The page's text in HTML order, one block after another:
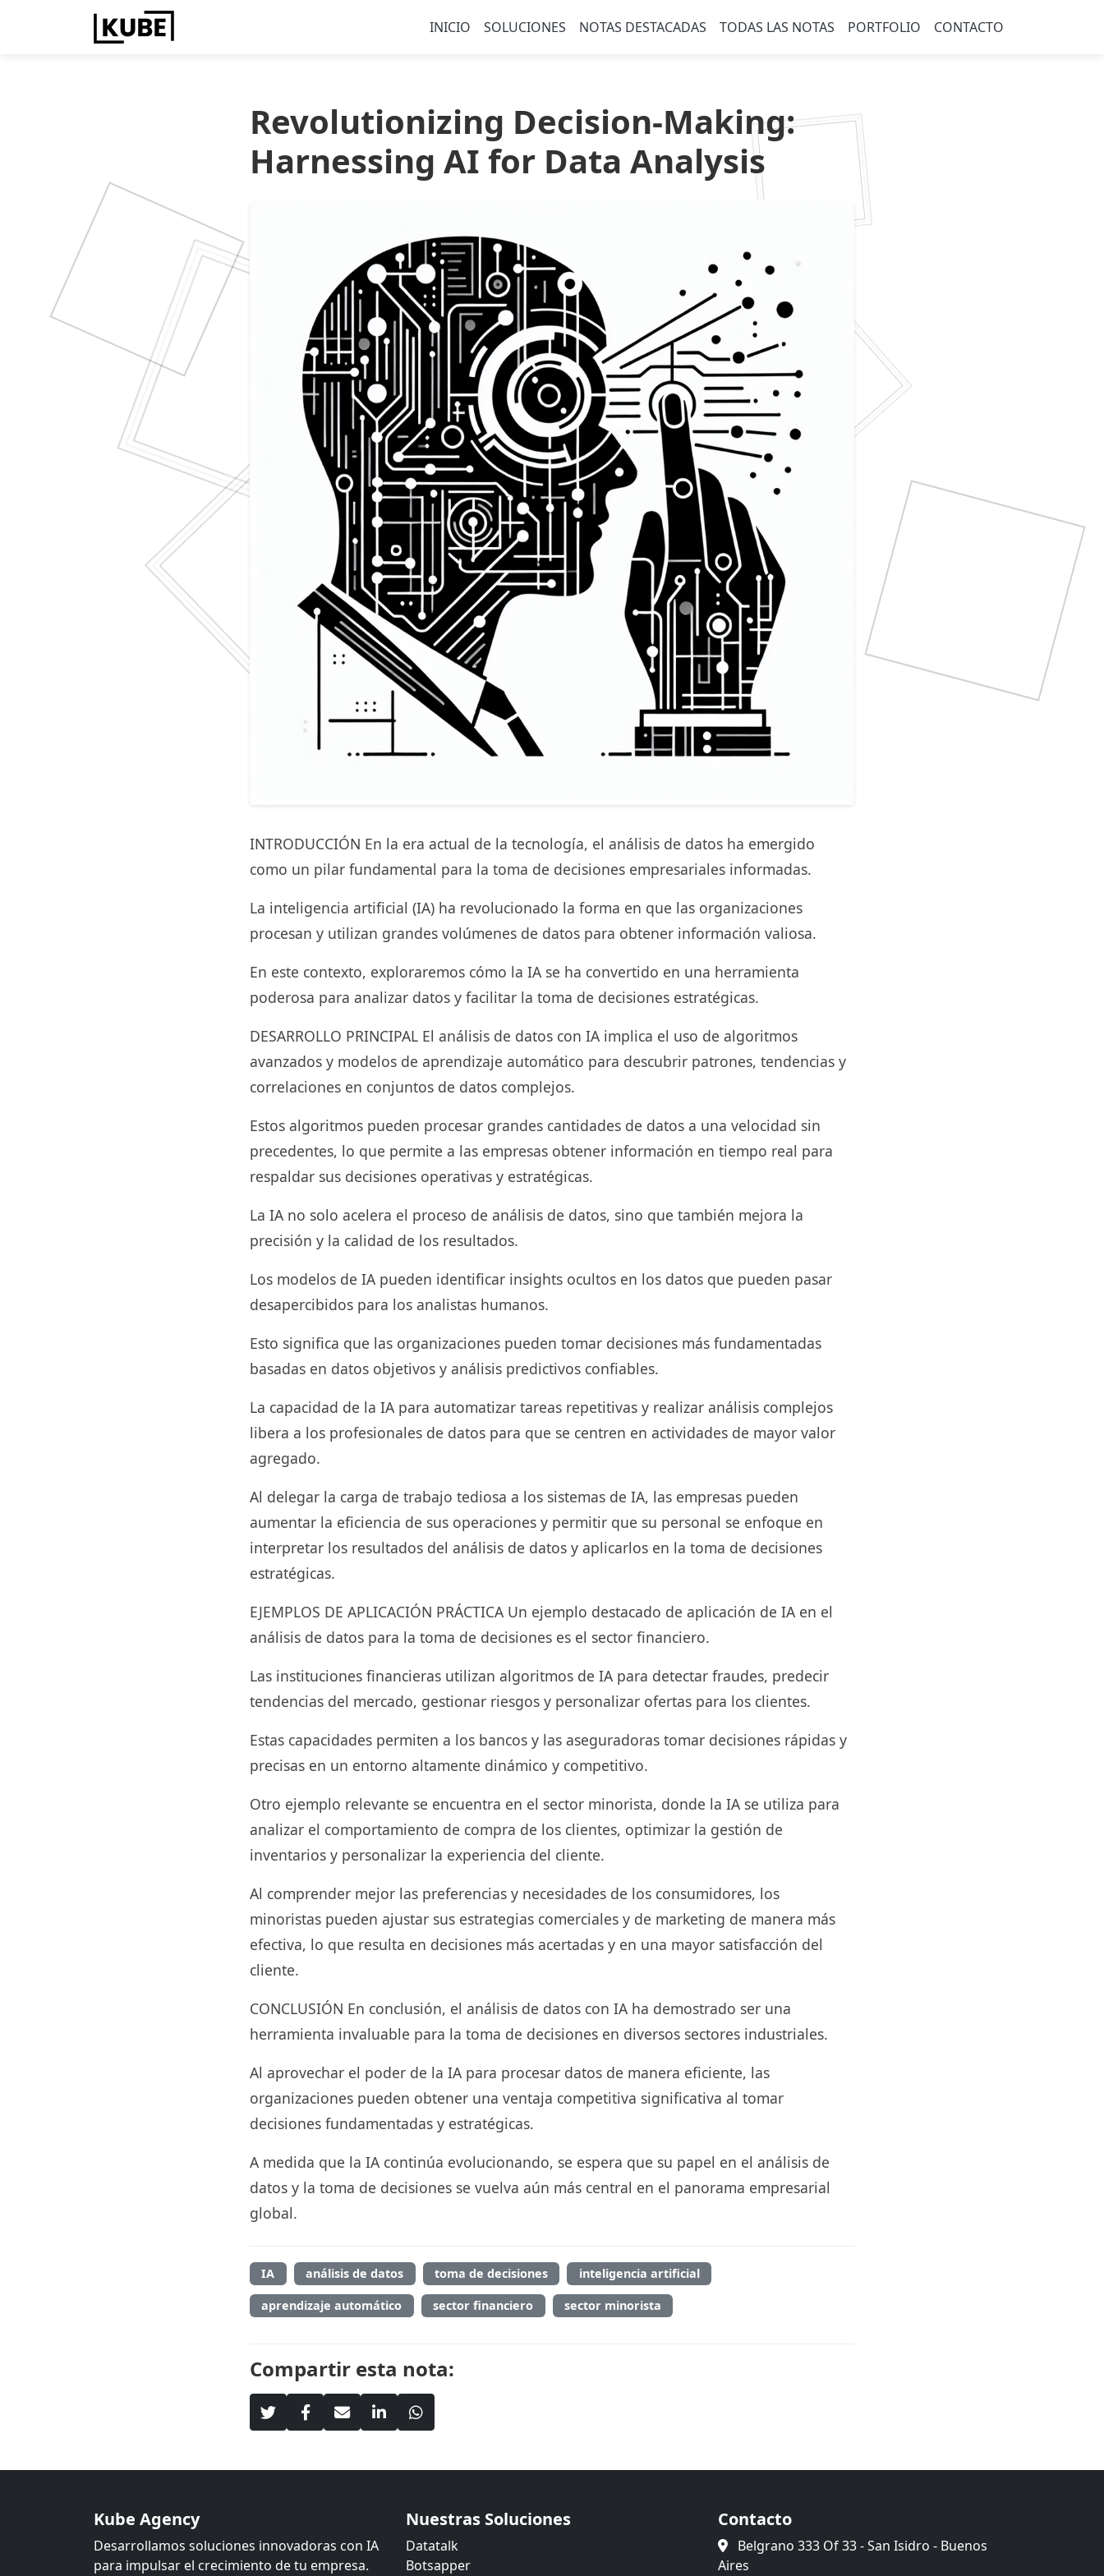
INICIO SOLUCIONES NOTAS DESTACADAS TODAS LAS NOTAS PORTFOLIO CONTACTO
Revolutionizing Decision-Making:
Harnessing AI for Data Analysis
INTRODUCCIÓN En la era actual de la tecnología, el análisis de datos ha emergido
como un pilar fundamental para la toma de decisiones empresariales informadas.
La inteligencia artificial (IA) ha revolucionado la forma en que las organizaciones
procesan y utilizan grandes volúmenes de datos para obtener información valiosa.
En este contexto, exploraremos cómo la IA se ha convertido en una herramienta
poderosa para analizar datos y facilitar la toma de decisiones estratégicas.
DESARROLLO PRINCIPAL El análisis de datos con IA implica el uso de algoritmos
avanzados y modelos de aprendizaje automático para descubrir patrones, tendencias y
correlaciones en conjuntos de datos complejos.
Estos algoritmos pueden procesar grandes cantidades de datos a una velocidad sin
precedentes, lo que permite a las empresas obtener información en tiempo real para
respaldar sus decisiones operativas y estratégicas.
La IA no solo acelera el proceso de análisis de datos, sino que también mejora la
precisión y la calidad de los resultados.
Los modelos de IA pueden identificar insights ocultos en los datos que pueden pasar
desapercibidos para los analistas humanos.
Esto significa que las organizaciones pueden tomar decisiones más fundamentadas
basadas en datos objetivos y análisis predictivos confiables.
La capacidad de la IA para automatizar tareas repetitivas y realizar análisis complejos
libera a los profesionales de datos para que se centren en actividades de mayor valor
agregado.
Al delegar la carga de trabajo tediosa a los sistemas de IA, las empresas pueden
aumentar la eficiencia de sus operaciones y permitir que su personal se enfoque en
interpretar los resultados del análisis de datos y aplicarlos en la toma de decisiones
estratégicas.
EJEMPLOS DE APLICACIÓN PRÁCTICA Un ejemplo destacado de aplicación de IA en el
análisis de datos para la toma de decisiones es el sector financiero.
Las instituciones financieras utilizan algoritmos de IA para detectar fraudes, predecir
tendencias del mercado, gestionar riesgos y personalizar ofertas para los clientes.
Estas capacidades permiten a los bancos y las aseguradoras tomar decisiones rápidas y
precisas en un entorno altamente dinámico y competitivo.
Otro ejemplo relevante se encuentra en el sector minorista, donde la IA se utiliza para
analizar el comportamiento de compra de los clientes, optimizar la gestión de
inventarios y personalizar la experiencia del cliente.
Al comprender mejor las preferencias y necesidades de los consumidores, los
minoristas pueden ajustar sus estrategias comerciales y de marketing de manera más
efectiva, lo que resulta en decisiones más acertadas y en una mayor satisfacción del
cliente.
CONCLUSIÓN En conclusión, el análisis de datos con IA ha demostrado ser una
herramienta invaluable para la toma de decisiones en diversos sectores industriales.
Al aprovechar el poder de la IA para procesar datos de manera eficiente, las
organizaciones pueden obtener una ventaja competitiva significativa al tomar
decisiones fundamentadas y estratégicas.
A medida que la IA continúa evolucionando, se espera que su papel en el análisis de
datos y la toma de decisiones se vuelva aún más central en el panorama empresarial
global.
IA análisis de datos toma de decisiones inteligencia artificial
aprendizaje automático sector financiero sector minorista
Compartir esta nota:
Kube Agency
Desarrollamos soluciones innovadoras con IA
para impulsar el crecimiento de tu empresa.
Nuestras Soluciones
Datatalk
Botsapper
Contacto
Belgrano 333 Of 33 - San Isidro - Buenos
Aires